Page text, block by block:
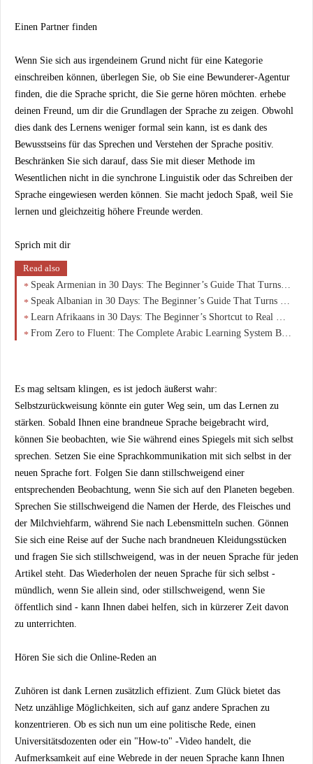
Einen Partner finden
Wenn Sie sich aus irgendeinem Grund nicht für eine Kategorie
einschreiben können, überlegen Sie, ob Sie eine Bewunderer-Agentur
finden, die die Sprache spricht, die Sie gerne hören möchten. erhebe
deinen Freund, um dir die Grundlagen der Sprache zu zeigen. Obwohl
dies dank des Lernens weniger formal sein kann, ist es dank des
Bewusstseins für das Sprechen und Verstehen der Sprache positiv.
Beschränken Sie sich darauf, dass Sie mit dieser Methode im
Wesentlichen nicht in die synchrone Linguistik oder das Schreiben der
Sprache eingewiesen werden können. Sie macht jedoch Spaß, weil Sie
lernen und gleichzeitig höhere Freunde werden.
Sprich mit dir
Read also
Speak Armenian in 30 Days: The Beginner’s Guide That Turns Zero Knowledge Into Real Conversations
Speak Albanian in 30 Days: The Beginner’s Guide That Turns Curiosity Into Real Conversations
Learn Afrikaans in 30 Days: The Beginner’s Shortcut to Real Conversations (No Overwhelm)
From Zero to Fluent: The Complete Arabic Learning System Beginners Wish They Started With
Es mag seltsam klingen, es ist jedoch äußerst wahr:
Selbstzurückweisung könnte ein guter Weg sein, um das Lernen zu
stärken. Sobald Ihnen eine brandneue Sprache beigebracht wird,
können Sie beobachten, wie Sie während eines Spiegels mit sich selbst
sprechen. Setzen Sie eine Sprachkommunikation mit sich selbst in der
neuen Sprache fort. Folgen Sie dann stillschweigend einer
entsprechenden Beobachtung, wenn Sie sich auf den Planeten begeben.
Sprechen Sie stillschweigend die Namen der Herde, des Fleisches und
der Milchviehfarm, während Sie nach Lebensmitteln suchen. Gönnen
Sie sich eine Reise auf der Suche nach brandneuen Kleidungsstücken
und fragen Sie sich stillschweigend, was in der neuen Sprache für jeden
Artikel steht. Das Wiederholen der neuen Sprache für sich selbst -
mündlich, wenn Sie allein sind, oder stillschweigend, wenn Sie
öffentlich sind - kann Ihnen dabei helfen, sich in kürzerer Zeit davon
zu unterrichten.
Hören Sie sich die Online-Reden an
Zuhören ist dank Lernen zusätzlich effizient. Zum Glück bietet das
Netz unzählige Möglichkeiten, sich auf ganz andere Sprachen zu
konzentrieren. Ob es sich nun um eine politische Rede, einen
Universitätsdozenten oder ein "How-to" -Video handelt, die
Aufmerksamkeit auf eine Webrede in der neuen Sprache kann Ihnen